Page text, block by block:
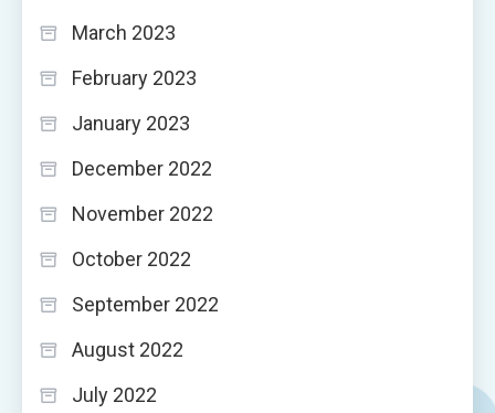
March 2023
February 2023
January 2023
December 2022
November 2022
October 2022
September 2022
August 2022
July 2022